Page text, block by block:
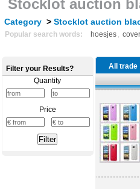
Stocklot auction
Category > Stocklot auction
Popular search words: hoesjes ,
All trade
Filter your Results?
Quantity
Price